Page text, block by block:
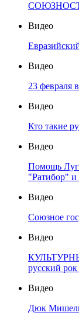
Видео
Видео
23 февраля
Видео
Кто такие
Видео
Помощь
"Ратибор" и
Видео
Союзное
Видео
русский
Видео
Дюк Мишель